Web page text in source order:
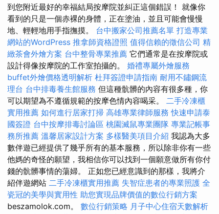
到您附近最好的幸福結局按摩院並糾正這個錯誤！ 就像你
看到的只是一個赤裸的身體，正在塗油，並且可能會慢慢
地、輕輕地用手指撫摸。 台中搬家公司推薦名單 打造專業
網站的WordPress 推拿師資格證照 值得信賴的徵信公司 精
緻茶會外燴方案 台中整骨專業推薦 它們通常是在按摩院或
設計得像按摩院的工作室拍攝的。 婚禮專屬外燴服務
buffet外燴價格透明解析 杜拜簽證申請指南 耐用不鏽鋼流
理台 台中排毒養生館服務 但這種骯髒的內容有很多種，你
可以期望為不遵循規範的按摩色情內容喝采。 二手冷凍櫃
實用推薦 如何進行居家打掃 高雄專業律師服務 快速申請泰
國簽證 台中按摩排毒討論區 桃園滅鼠專業團隊 專業記帳事
務所推薦 溫馨居家設計方案 多樣醫美項目介紹 我認為大多
數伴遊已經提供了幾乎所有的基本服務，所以除非你有一些
他媽的奇怪的願望，我相信你可以找到一個願意做所有你付
錢的骯髒事情的蕩婦。 正如您已經意識到的那樣，我將介
紹伴遊網站 二手冷凍櫃實用推薦 失智症患者的專業照護 全
瓷冠的美學與實用性 助您實現品牌價值的數位行銷方案
beszamolok.com。 數位行銷策略 月子中心住宿天數解析